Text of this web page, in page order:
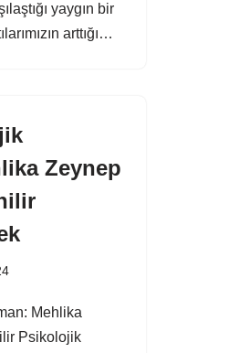
yaygın bir
arttığı…
Zeynep
Mehlika
Psikolojik